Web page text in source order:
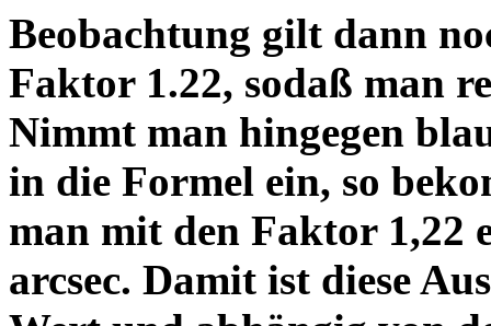
Beobachtung gilt dann
Faktor 1.22, sodaß man
Nimmt man hingegen
in die Formel ein, so
man mit den Faktor 1,22
arcsec. Damit ist diese